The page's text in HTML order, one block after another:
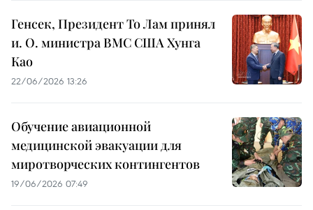
Генсек, Президент То Лам принял
и. О. министра ВМС США Хунга
Као
22/06/2026 13:26
Обучение авиационной
медицинской эвакуации для
миротворческих контингентов
19/06/2026 07:49